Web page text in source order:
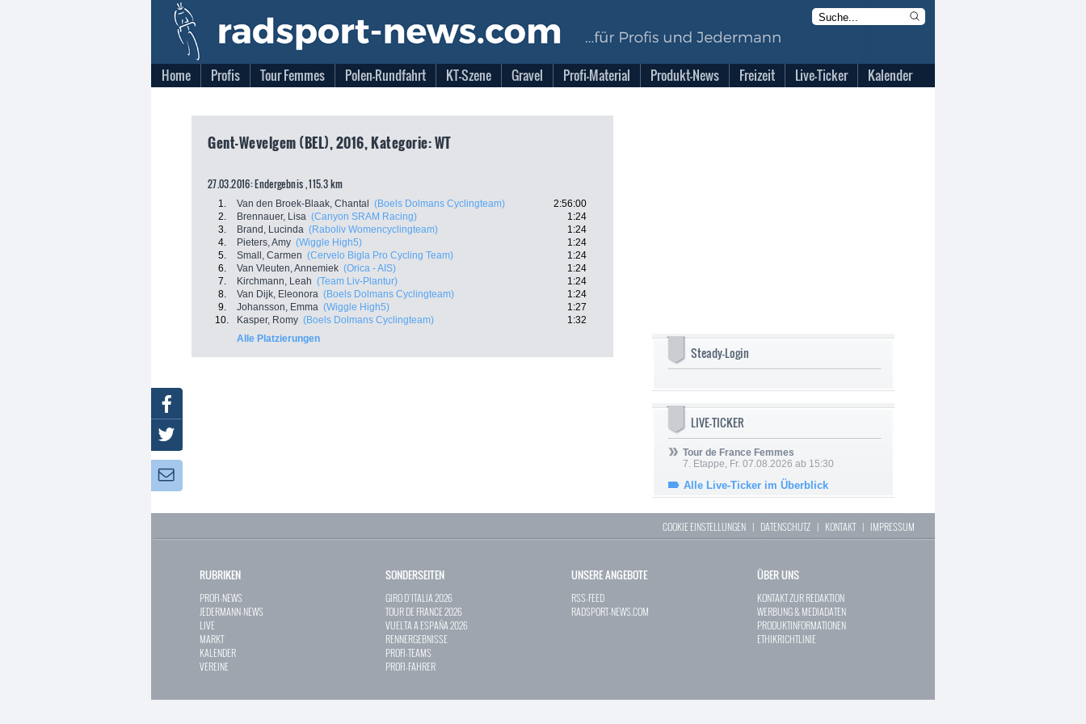
Home Profis Tour Femmes Polen-Rundfahrt KT-Szene Gravel Profi-Material Produkt-News Freizeit Live-Ticker Kalender
Gent-Wevelgem (BEL), 2016, Kategorie: WT
27.03.2016: Endergebnis , 115.3 km
1. Van den Broek-Blaak, Chantal (Boels Dolmans Cyclingteam)
2:56:00
2.
Brennauer, Lisa (Canyon SRAM Racing)
1:24
3.
Brand, Lucinda (Raboliv Womencyclingteam)
1:24
4.
Pieters, Amy (Wiggle High5)
1:24
5.
Small, Carmen (Cervelo Bigla Pro Cycling Team)
1:24
6.
Van Vleuten, Annemiek (Orica - AIS)
1:24
7.
Kirchmann, Leah (Team Liv-Plantur)
1:24
8.
Van Dijk, Eleonora (Boels Dolmans Cyclingteam)
1:24
9.
Johansson, Emma (Wiggle High5)
1:27
10.
Kasper, Romy (Boels Dolmans Cyclingteam)
1:32
Alle Platzierungen
Steady-Login
LIVE-TICKER
Tour de France Femmes
7. Etappe, Fr. 07.08.2026 ab 15:30
Alle Live-Ticker im Überblick
COOKIE EINSTELLUNGEN | DATENSCHUTZ | KONTAKT| IMPRESSUM
RUBRIKEN
PROFI-NEWS
JEDERMANN-NEWS
LIVE
MARKT
KALENDER
VEREINE
SONDERSEITEN
GIRO D`ITALIA 2026
TOUR DE FRANCE 2026
VUELTA A ESPAÑA 2026
RENNERGEBNISSE
PROFI-TEAMS
PROFI-FAHRER
UNSERE ANGEBOTE
RSS-FEED
RADSPORT-NEWS.COM
ÜBER UNS
KONTAKT ZUR REDAKTION
WERBUNG & MEDIADATEN
PRODUKTINFORMATIONEN
ETHIKRICHTLINIE